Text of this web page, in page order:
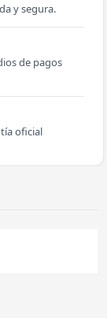
y segura.
de pagos
oficial